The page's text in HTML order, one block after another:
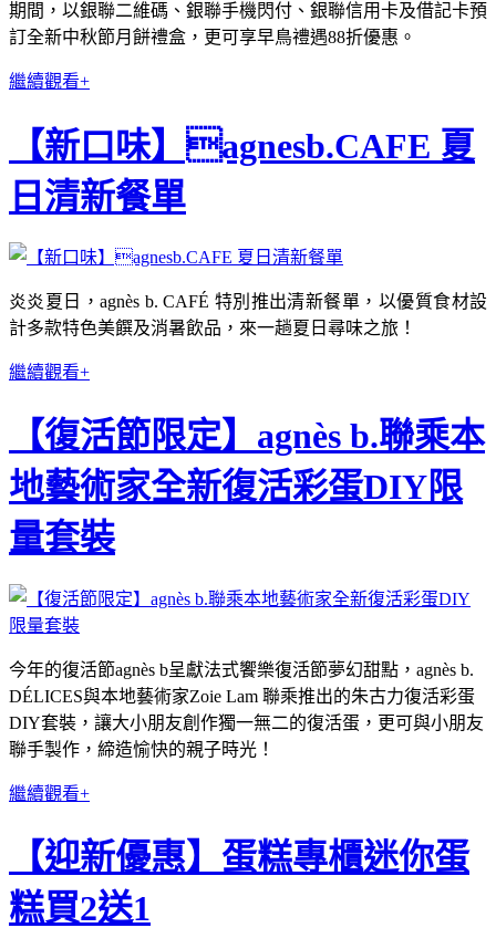
期間，以銀聯二維碼、銀聯手機閃付、銀聯信用卡及借記卡預
訂全新中秋節月餅禮盒，更可享早鳥禮遇88折優惠。
繼續觀看+
【新口味】agnesb.CAFE 夏
日清新餐單
炎炎夏日，agnès b. CAFÉ 特別推出清新餐單，以優質食材設
計多款特色美饌及消暑飲品，來一趟夏日尋味之旅！
繼續觀看+
【復活節限定】agnès b.聯乘本
地藝術家全新復活彩蛋DIY限
量套裝
今年的復活節agnès b呈獻法式饗樂復活節夢幻甜點，agnès b.
DÉLICES與本地藝術家Zoie Lam 聯乘推出的朱古力復活彩蛋
DIY套裝，讓大小朋友創作獨一無二的復活蛋，更可與小朋友
聯手製作，締造愉快的親子時光！
繼續觀看+
【迎新優惠】蛋糕專櫃迷你蛋
糕買2送1